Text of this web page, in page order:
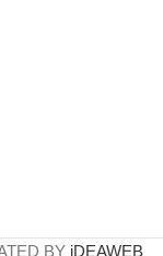
BY iDEAWEB